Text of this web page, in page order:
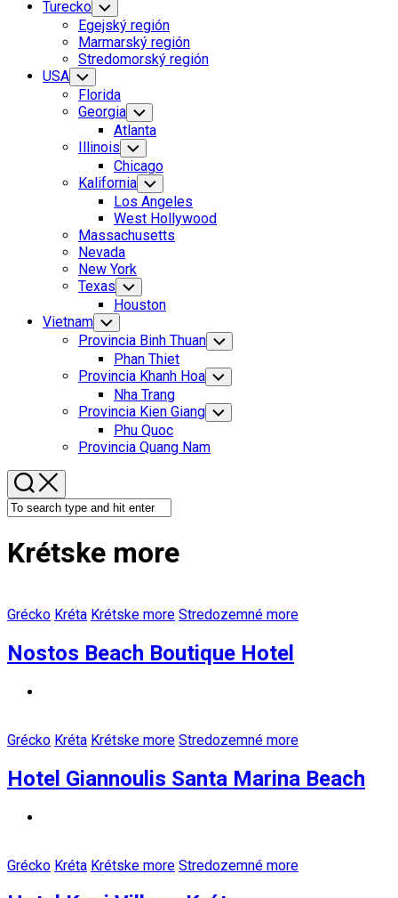
Turecko Toggle
Child
Menu
Egejský región
Marmarský región
Stredomorský región
USA Toggle
Child
Menu
Florida
Georgia Toggle
Child
Menu
Atlanta
Illinois Toggle
Child
Menu
Chicago
Kalifornia Toggle
Child
Menu
Los Angeles
West Hollywood
Massachusetts
Nevada
New York
Texas Toggle
Child
Menu
Houston
Vietnam Toggle
Child
Menu
Provincia Binh Thuan Toggle
Child
Menu
Phan Thiet
Provincia Khanh Hoa Toggle
Child
Menu
Nha Trang
Provincia Kien Giang Toggle
Child
Phu Quoc
Provincia Quang Nam
Krétske more
Grécko Kréta Krétske more Stredozemné more
Nostos Beach Boutique Hotel
Grécko Kréta Krétske more Stredozemné more
Hotel Giannoulis Santa Marina Beach
Grécko Kréta Krétske more Stredozemné more